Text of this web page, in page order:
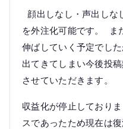
顔出しなし・声出しな
を外注化可能です。 ま
伸ばしていく予定でし
出てきてしまい今後投
させていただきます。
収益化が停止しており
スであったため現在は復